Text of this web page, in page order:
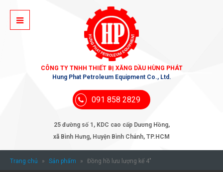
CÔNG TY TNHH THIẾT BỊ XĂNG DẦU HÙNG PHÁT
Hung Phat Petroleum Equipment Co., Ltd.
091 858 2829
25 đường số 1, KDC cao cấp Dương Hồng,
xã Bình Hưng, Huyện Bình Chánh, TP.HCM
Trang chủ » Sản phẩm » Đồng hồ lưu lượng kế 4″